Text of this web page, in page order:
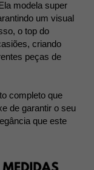
modela super
um visual
o top do
criando
peças de
completo que
de garantir o seu
que este